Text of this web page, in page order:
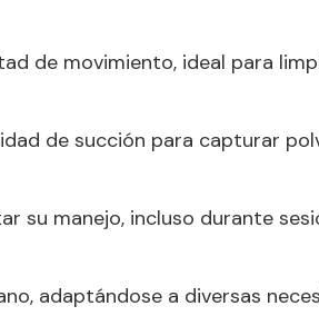
de movimiento, ideal para
de succión para capturar
su manejo, incluso durante
adaptándose a diversas